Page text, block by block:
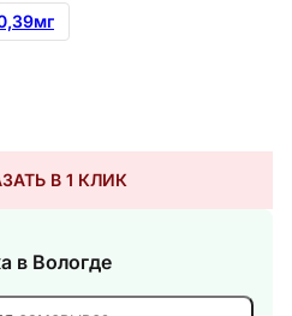
В 1 КЛИК
в Вологде